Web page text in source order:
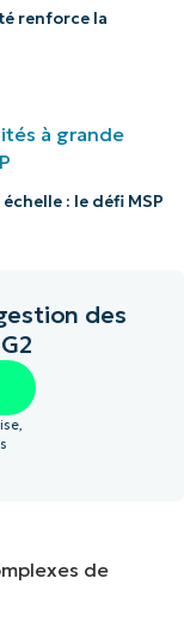
renforce la
: le défi MSP
des
de